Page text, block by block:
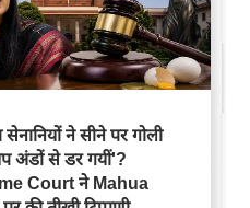
सेनानियों ने सीने पर गोली
अंडों से डर गयीं'?
Court ने Mahua